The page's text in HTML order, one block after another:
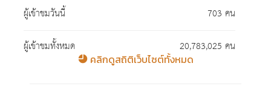
ผู้เข้าชมวันนี้
703 คน
ผู้เข้าชมทั้งหมด
20,783,025 คน
คลิกดูสถิติเว็บไซต์ทั้งหมด